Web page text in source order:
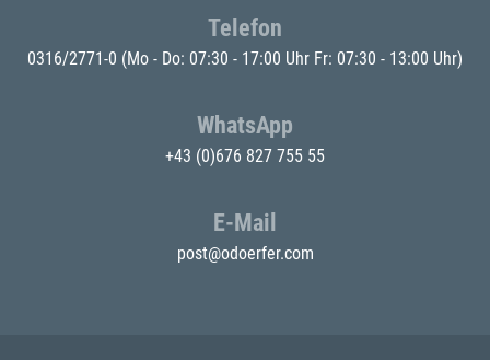
Telefon
0316/2771-0 (Mo - Do: 07:30 - 17:00 Uhr Fr: 07:30 - 13:00 Uhr)
WhatsApp
+43 (0)676 827 755 55
E-Mail
post@odoerfer.com